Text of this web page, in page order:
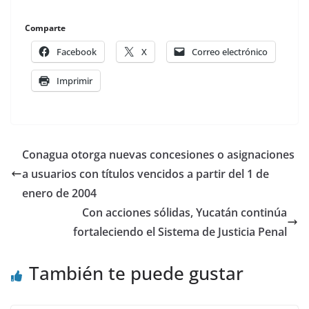
Comparte
Facebook X Correo electrónico
Imprimir
Conagua otorga nuevas concesiones o asignaciones
a usuarios con títulos vencidos a partir del 1 de
enero de 2004
Con acciones sólidas, Yucatán continúa
fortaleciendo el Sistema de Justicia Penal
También te puede gustar